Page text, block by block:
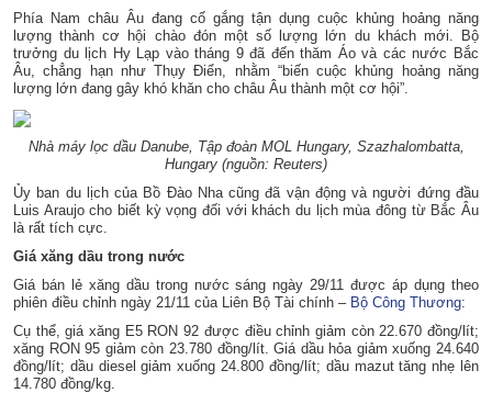
Phía Nam châu Âu đang cố gắng tận dụng cuộc khủng hoảng năng
lượng thành cơ hội chào đón một số lượng lớn du khách mới. Bộ
trưởng du lịch Hy Lạp vào tháng 9 đã đến thăm Áo và các nước Bắc
Âu, chẳng hạn như Thụy Điển, nhằm “biến cuộc khủng hoảng năng
lượng lớn đang gây khó khăn cho châu Âu thành một cơ hội”.
Nhà máy lọc dầu Danube, Tập đoàn MOL Hungary, Szazhalombatta,
Hungary (nguồn: Reuters)
Ủy ban du lịch của Bồ Đào Nha cũng đã vận động và người đứng đầu
Luis Araujo cho biết kỳ vọng đối với khách du lịch mùa đông từ Bắc Âu
là rất tích cực.
Giá xăng dầu trong nước
Giá bán lẻ xăng dầu trong nước sáng ngày 29/11 được áp dụng theo
phiên điều chỉnh ngày 21/11 của Liên Bộ Tài chính – Bộ Công Thương:
Cụ thể, giá xăng E5 RON 92 được điều chỉnh giảm còn 22.670 đồng/lít;
xăng RON 95 giảm còn 23.780 đồng/lít. Giá dầu hỏa giảm xuống 24.640
đồng/lít; dầu diesel giảm xuống 24.800 đồng/lít; dầu mazut tăng nhẹ lên
14.780 đồng/kg.